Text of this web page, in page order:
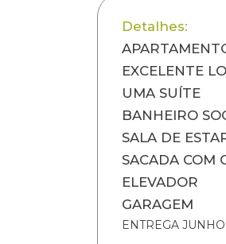
Detalhes:
EXCELENTE
UMA SUÍTE
BANHEIRO
SALA DE
SACADA COM
ELEVADOR
GARAGEM
ENTREGA JUNHO